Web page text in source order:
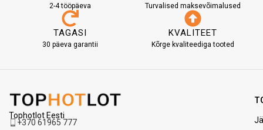
2-4 tööpäeva Turvalised maksevõimalused
TAGASI
30 päeva garantii
KVALITEET
Kõrge kvaliteediga tooted
Tophotlot Eesti
+370 61965 777